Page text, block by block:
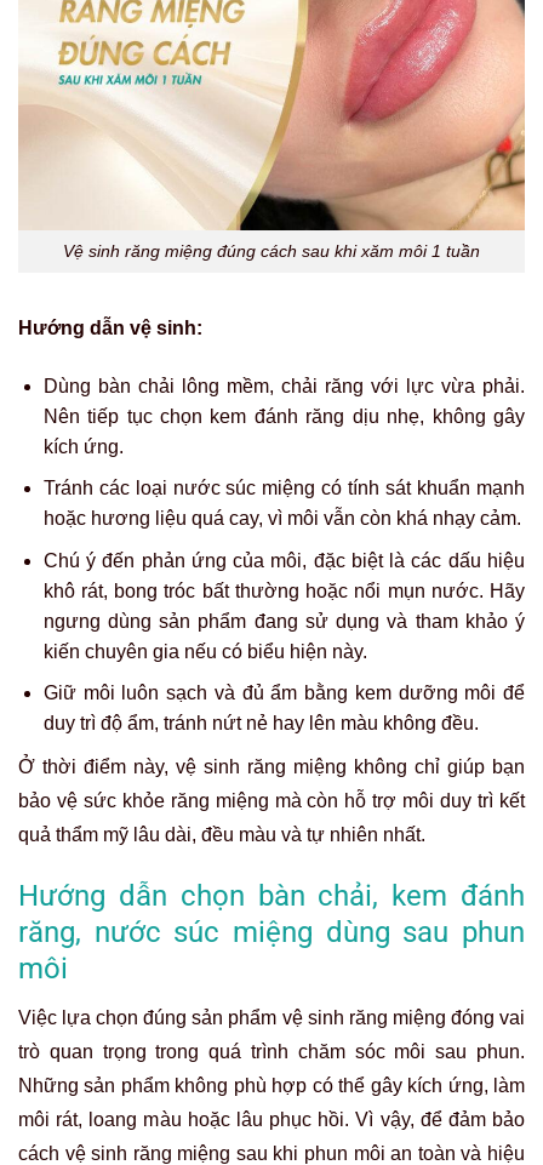
Vệ sinh răng miệng đúng cách sau khi xăm môi 1 tuần
Hướng dẫn vệ sinh:
Dùng bàn chải lông mềm, chải răng với lực vừa phải.
Nên tiếp tục chọn kem đánh răng dịu nhẹ, không gây
kích ứng.
Tránh các loại nước súc miệng có tính sát khuẩn mạnh
hoặc hương liệu quá cay, vì môi vẫn còn khá nhạy cảm.
Chú ý đến phản ứng của môi, đặc biệt là các dấu hiệu
khô rát, bong tróc bất thường hoặc nổi mụn nước. Hãy
ngưng dùng sản phẩm đang sử dụng và tham khảo ý
kiến chuyên gia nếu có biểu hiện này.
Giữ môi luôn sạch và đủ ẩm bằng kem dưỡng môi để
duy trì độ ẩm, tránh nứt nẻ hay lên màu không đều.
Ở thời điểm này, vệ sinh răng miệng không chỉ giúp bạn
bảo vệ sức khỏe răng miệng mà còn hỗ trợ môi duy trì kết
quả thẩm mỹ lâu dài, đều màu và tự nhiên nhất.
Hướng dẫn chọn bàn chải, kem đánh
răng, nước súc miệng dùng sau phun
môi
Việc lựa chọn đúng sản phẩm vệ sinh răng miệng đóng vai
trò quan trọng trong quá trình chăm sóc môi sau phun.
Những sản phẩm không phù hợp có thể gây kích ứng, làm
môi rát, loang màu hoặc lâu phục hồi. Vì vậy, để đảm bảo
cách vệ sinh răng miệng sau khi phun môi an toàn và hiệu